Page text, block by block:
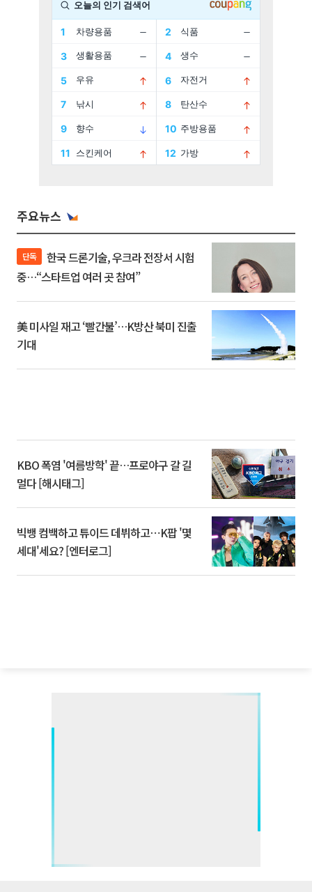
주요뉴스
단독
중…“스타트업 여러 곳 참여”
美 미사일 재고 ‘빨간불’…K방산 북미 진출
기대
KBO 폭염 '여름방학' 끝…프로야구 갈 길
멀다 [해시태그]
빅뱅 컴백하고 튜이드 데뷔하고⋯K팝 '몇
세대'세요? [엔터로그]